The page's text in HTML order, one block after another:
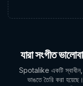
যারা সংগীত
Spotalike একটি স্বাধীন,
ভাঙতে তৈরি করা